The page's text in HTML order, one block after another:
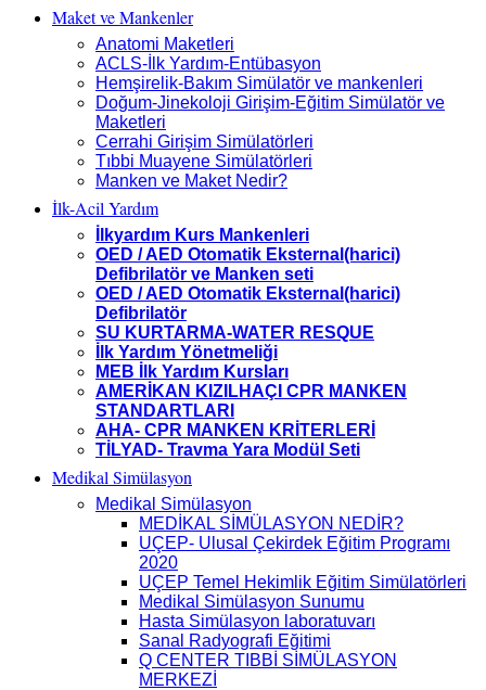
Maket ve Mankenler
Anatomi Maketleri
ACLS-İlk Yardım-Entübasyon
Hemşirelik-Bakım Simülatör ve mankenleri
Doğum-Jinekoloji Girişim-Eğitim Simülatör ve
Maketleri
Cerrahi Girişim Simülatörleri
Tıbbi Muayene Simülatörleri
Manken ve Maket Nedir?
İlk-Acil Yardım
İlkyardım Kurs Mankenleri
OED / AED Otomatik Eksternal(harici)
Defibrilatör ve Manken seti
OED / AED Otomatik Eksternal(harici)
Defibrilatör
SU KURTARMA-WATER RESQUE
İlk Yardım Yönetmeliği
MEB İlk Yardım Kursları
AMERİKAN KIZILHAÇI CPR MANKEN
STANDARTLARI
AHA- CPR MANKEN KRİTERLERİ
TİLYAD- Travma Yara Modül Seti
Medikal Simülasyon
Medikal Simülasyon
MEDİKAL SİMÜLASYON NEDİR?
UÇEP- Ulusal Çekirdek Eğitim Programı
2020
UÇEP Temel Hekimlik Eğitim Simülatörleri
Medikal Simülasyon Sunumu
Hasta Simülasyon laboratuvarı
Sanal Radyografi Eğitimi
Q CENTER TIBBİ SİMÜLASYON
MERKEZİ